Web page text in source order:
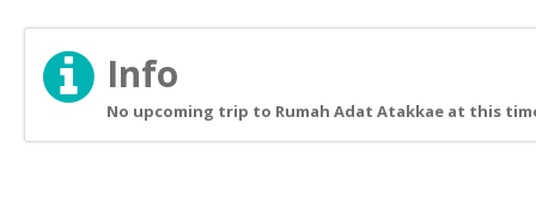
Info
No upcoming trip to Rumah Adat Atakkae at this